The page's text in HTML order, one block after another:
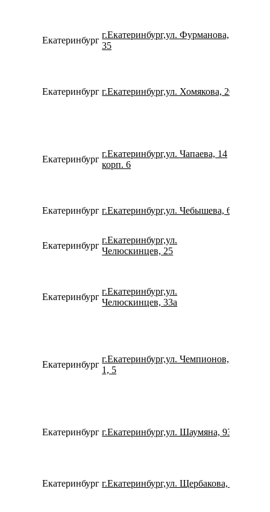
Екатеринбург
г.Екатеринбург,ул. Фурманова,
35
Екатеринбург г.Екатеринбург,ул. Хомякова, 20
Екатеринбург
г.Екатеринбург,ул. Чапаева, 14
корп. 6
Екатеринбург г.Екатеринбург,ул. Чебышева, 6
Екатеринбург
г.Екатеринбург,ул.
Челюскинцев, 25
Екатеринбург
г.Екатеринбург,ул.
Челюскинцев, 33а
Екатеринбург
г.Екатеринбург,ул. Чемпионов,
1, 5
Екатеринбург г.Екатеринбург,ул. Шаумяна, 93
Екатеринбург г.Екатеринбург,ул. Щербакова, 4